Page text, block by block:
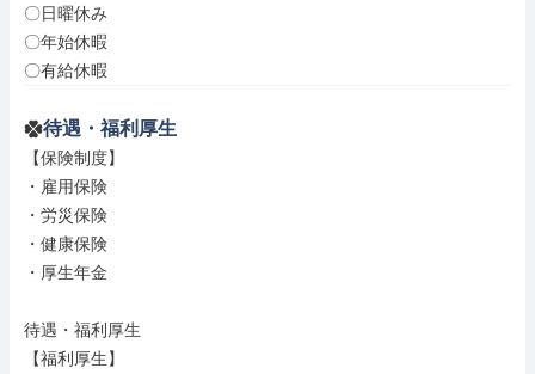
〇日曜休み
〇年始休暇
〇有給休暇
待遇・福利厚生
【保険制度】
・雇用保険
・労災保険
・健康保険
・厚生年金
待遇・福利厚生
【福利厚生】